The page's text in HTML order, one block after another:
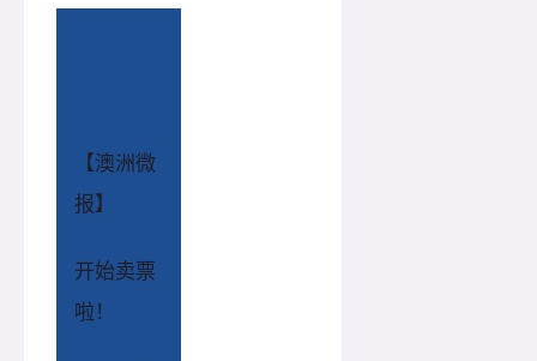
【澳洲微
报】
开始卖票
啦！